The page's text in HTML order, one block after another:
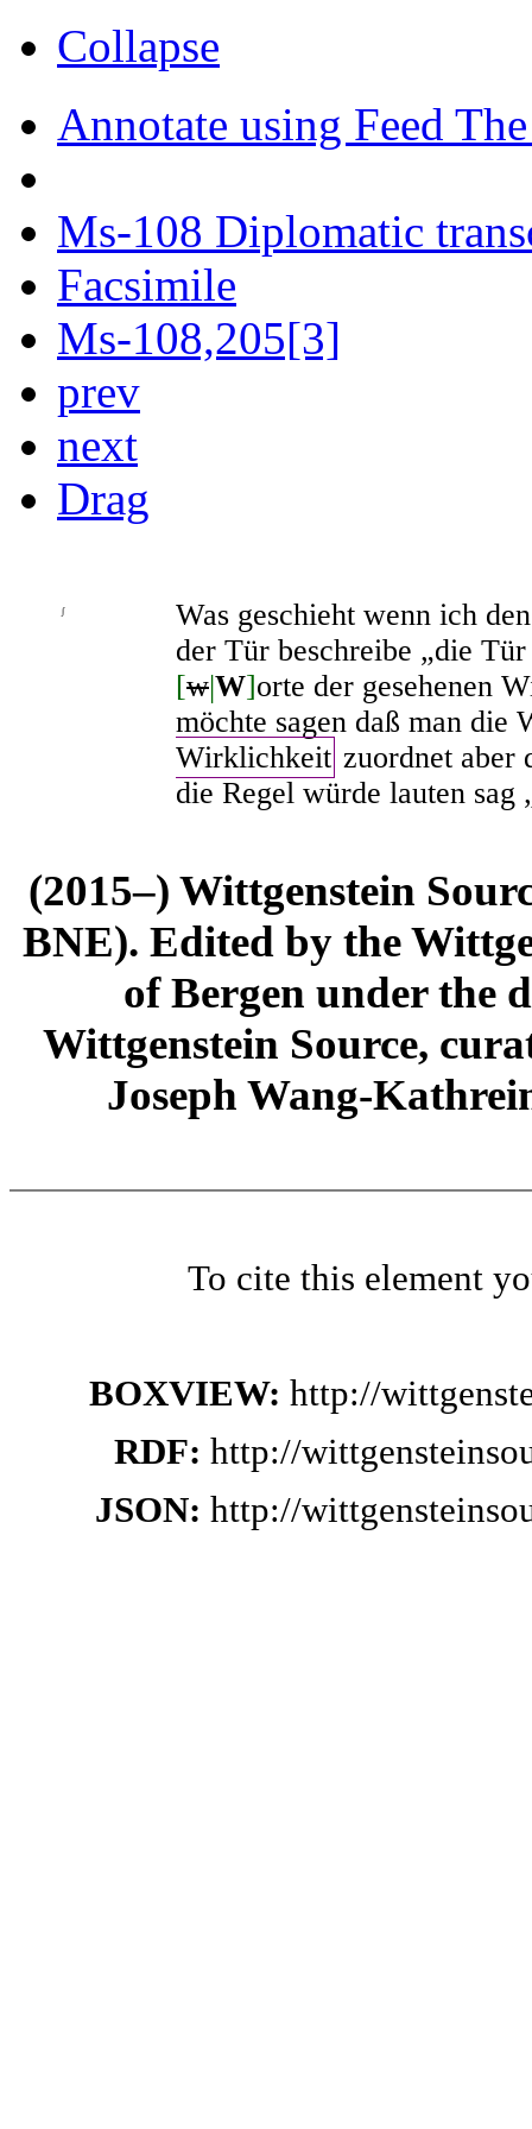
Collapse
Annotate using Feed
Ms-108 Diplomatic
Facsimile
Ms-108,205[3]
prev
next
Drag
∫
Was geschieht wenn ich
der Tür beschreibe „die
[w|W]orte der gesehenen
möchte sagen daß man die
Wirklichkeit zuordnet aber
die Regel würde lauten sag
(2015–) Wittgenstein
BNE). Edited by the
of Bergen under the
Wittgenstein Source,
Joseph Wang-
To cite this element
BOXVIEW: http://
RDF: http://
JSON: http://